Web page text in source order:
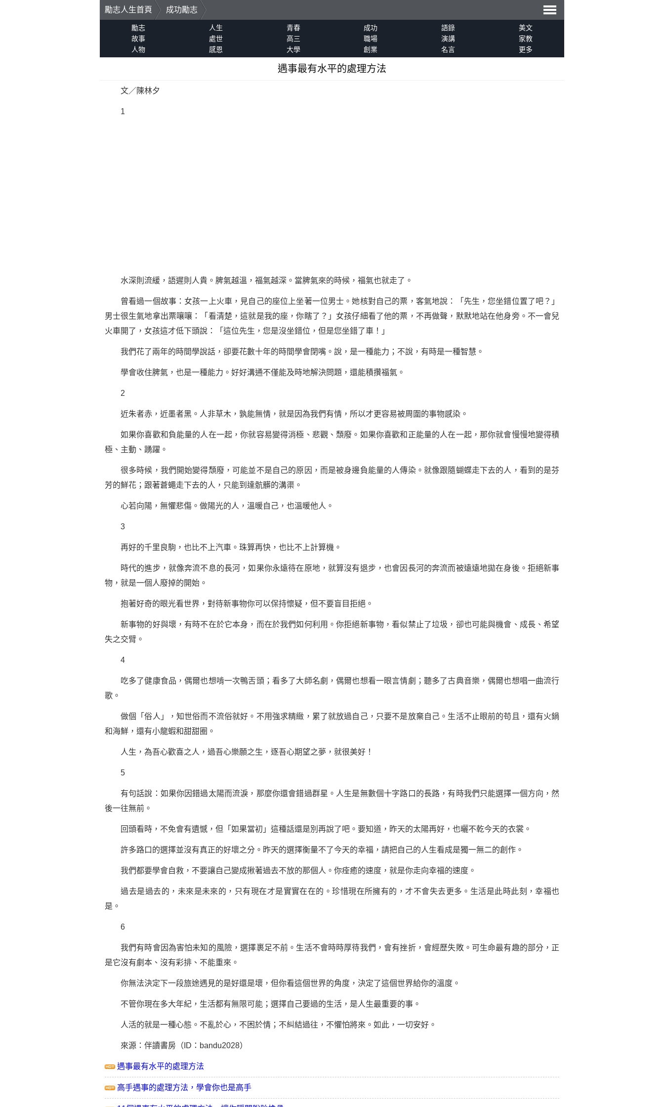
勵志人生首頁
成功勵志
導
勵志 人生 青春 成功 語錄
美文
故事
處世 高三 職場 演講
家教
人物
感恩 大學 創業 名言 更多
遇事最有水平的處理方法
文／陳林夕
1
水深則流緩，語遲則人貴。脾氣越溫，福氣越深。當脾氣來的時候，福氣也就走了。
曾看過一個故事：女孩一上火車，見自己的座位上坐著一位男士。她核對自己的票，客氣地說：「先生，您坐錯位置了吧？」
男士很生氣地拿出票嚷嚷：「看清楚，這就是我的座，你瞎了？」女孩仔細看了他的票，不再做聲，默默地站在他身旁。不一會兒
火車開了，女孩這才低下頭說：「這位先生，您是沒坐錯位，但是您坐錯了車！」
我們花了兩年的時間學說話，卻要花數十年的時間學會閉嘴。說，是一種能力；不說，有時是一種智慧。
學會收住脾氣，也是一種能力。好好溝通不僅能及時地解決問題，還能積攢福氣。
2
近朱者赤，近墨者黑。人非草木，孰能無情，就是因為我們有情，所以才更容易被周圍的事物感染。
如果你喜歡和負能量的人在一起，你就容易變得消極、悲觀、頹廢。如果你喜歡和 正能量的人在一起，那你就會慢慢地變得積
極、主動、踴躍。
很多時候，我們開始變得頹廢，可能並不是自己的原因，而是被身邊負能量的人傳染。就像跟隨蝴蝶走下去的人，看到的是芬
芳的鮮花；跟著蒼蠅走下去的人，只能到達骯髒的溝渠。
心若向陽，無懼悲傷。做陽光的人，溫暖自己，也溫暖他人。
3
再好的千里良駒，也比不上汽車。珠算再快，也比不上計算機。
時代的進步，就像奔流不息的長河，如果你永遠待在原地，就算沒有退步，也會因長河的奔流而被遠遠地拋在身後。拒絕新事
物，就是一個人廢掉的開始。
抱著好奇的眼光看世界，對待新事物你可以保持懷疑，但不要盲目拒絕。
新事物的好與壞，有時不在於它本身，而在於我們如何利用。你拒絕新事物，看似禁止了垃圾，卻也可能與機會、成長、希望
失之交臂。
4
吃多了健康食品，偶爾也想啃一次鴨舌頭；看多了大師名劇，偶爾也想看一眼言情劇；聽多了古典音樂，偶爾也想唱一曲流行
歌。
做個「俗人」，知世俗而不流俗就好。不用強求精緻，累了就放過自己，只要不是放棄自己。生活不止眼前的苟且，還有火鍋
和海鮮，還有小龍蝦和甜甜圈。
人生，為吾心歡喜之人，過吾心樂願之生，逐吾心期望之夢，就很美好！
5
有句話說：如果你因錯過太陽而流淚，那麼你還會錯過群星。人生是無數個十字路口的長路，有時我們只能選擇一個方向，然
後一往無前。
回頭看時，不免會有遺憾，但「如果當初」這種話還是別再說了吧。要知道，昨天的太陽再好，也曬不乾今天的衣裳。
許多路口的選擇並沒有真正的好壞之分。昨天的選擇衡量不了今天的幸福，請把自己的人生看成是獨一無二的創作。
我們都要學會自救，不要讓自己變成揪著過去不放的那個人。你痊癒的速度，就是你走向幸福的速度。
過去是過去的，未來是未來的，只有現在才是實實在在的。珍惜現在所擁有的，才不會失去更多。生活是此時此刻，幸福也
是。
6
我們有時會因為害怕未知的風險，選擇裹足不前。生活不會時時厚待我們，會有挫折，會經歷失敗。可生命最有趣的部分，正
是它沒有劇本、沒有彩排、不能重來。
你無法決定下一段旅途遇見的是好還是壞，但你看這個世界的角度，決定了這個世界給你的溫度。
不管你現在多大年紀，生活都有無限可能；選擇自己要過的生活，是人生最重要的事。
人活的就是一種心態。不亂於心，不困於情；不糾結過往，不懼怕將來。如此，一切安好。
來源：伴讀書房（ID：bandu2028）
遇事最有水平的處理方法
高手遇事的處理方法，學會你也是高手